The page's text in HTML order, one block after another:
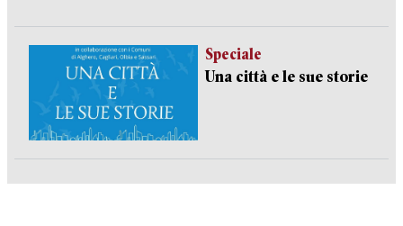
Speciale
Una città e le sue storie